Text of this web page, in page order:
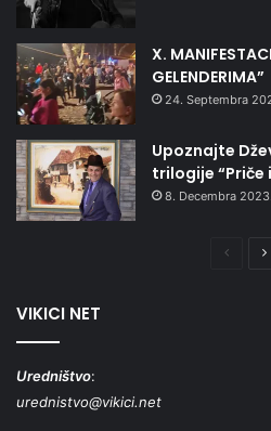
X.
GELENDERIMA”
24. Septembra
Upoznajte
trilogije “Priče
8. Decembra 2023.
VIKICI NET
Uredništvo:
urednistvo@vikici.net